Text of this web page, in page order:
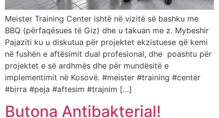
Meister Training Center ishtë në vizitë së bashku me
BBQ (përfaqësues të Giz) dhe u takuan me z. Mybeshir
Pajaziti ku u diskutua për projektet ekzistuese që kemi
në fushën e aftësimit dual profesional, dhe poashtu për
projektet e së ardhmës dhe për mundësitë e
implementimit në Kosovë. #meister #training #center
#birra #peja #aftesim #trajnim […]
Butona Antibakterial!